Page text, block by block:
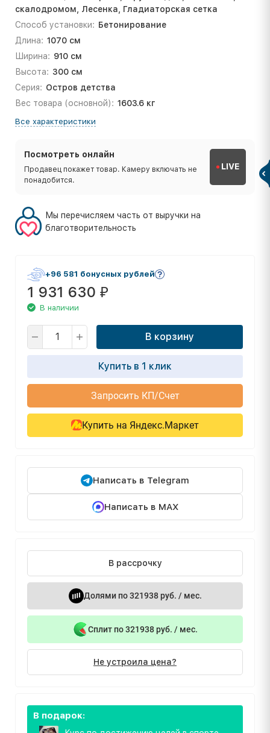
скалодромом, Лесенка, Гладиаторская сетка
Способ установки: Бетонирование
Длина: 1070 см
Ширина: 910 см
Высота: 300 см
Серия: Остров детства
Вес товара (основной): 1603.6 кг
Все характеристики
Посмотреть онлайн
Продавец покажет товар. Камеру включать не
понадобится.
LIVE
Мы перечисляем часть от выручки на
благотворительность
+96 581 бонусных рублей
1 931 630 ₽
В наличии
В корзину
Купить в 1 клик
Запросить КП/Счет
Купить на Яндекс.Маркет
Написать в Telegram
Написать в MAX
В рассрочку
Долями по 321938 руб. / мес.
Сплит по 321938 руб. / мес.
Не устроила цена?
В подарок: